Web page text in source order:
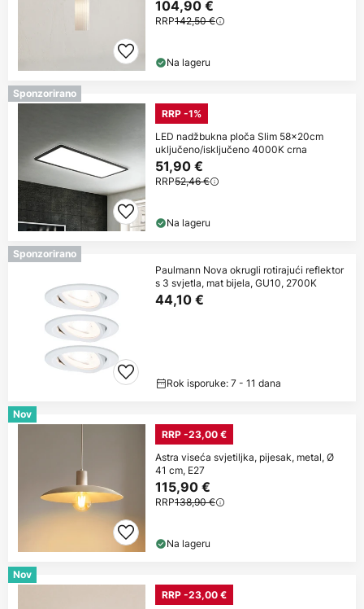
104,90 €
RRP142,50 €
Na lageru
Sponzorirano
RRP -1%
LED nadžbukna ploča Slim 58x20cm
uključeno/isključeno 4000K crna
51,90 €
RRP52,46 €
Na lageru
Sponzorirano
Paulmann Nova okrugli rotirajući reflektor
s 3 svjetla, mat bijela, GU10, 2700K
44,10 €
Rok isporuke: 7 - 11 dana
Nov
RRP -23,00 €
Astra viseća svjetiljka, pijesak, metal, Ø
41 cm, E27
115,90 €
RRP138,90 €
Na lageru
Nov
RRP -23,00 €